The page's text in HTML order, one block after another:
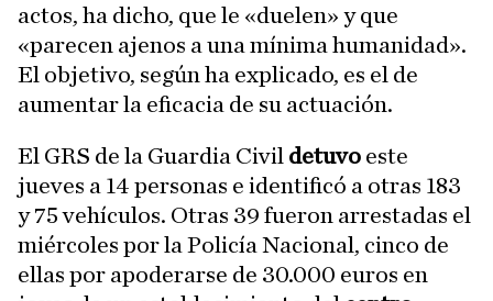
actos, ha dicho, que le «duelen» y que
«parecen ajenos a una mínima humanidad».
El objetivo, según ha explicado, es el de
aumentar la eficacia de su actuación.
El GRS de la Guardia Civil detuvo este
jueves a 14 personas e identificó a otras 183
y 75 vehículos. Otras 39 fueron arrestadas el
miércoles por la Policía Nacional, cinco de
ellas por apoderarse de 30.000 euros en